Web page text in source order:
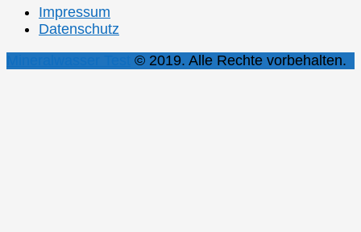
Impressum
Datenschutz
© 2019. Alle Rechte vorbehalten.